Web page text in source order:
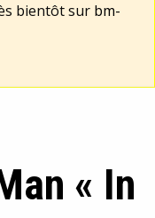
bientôt sur bm-
« In